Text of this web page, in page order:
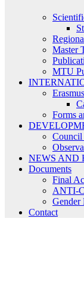
Master
MTU
Forms
Council
NEWS AND
Documents
Final
ANTI-
Gender
Contact